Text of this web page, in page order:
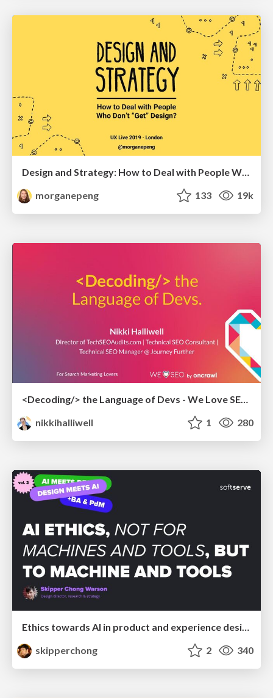
Design and Strategy: How to Deal with People Who Don’t "Get" Design
morganepeng
133 19k
<Decoding/> the Language of Devs - We Love SEO 2024
nikkihalliwell
1 280
skipperchong
2 340